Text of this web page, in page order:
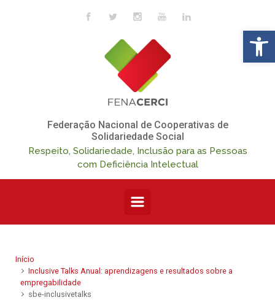
Skip to main content
Federação Nacional de Cooperativas de
Solidariedade Social
Respeito, Solidariedade, Inclusão para as Pessoas
com Deficiência Intelectual
Início
Inclusive Talks Anual: aprendizagens e resultados sobre a
empregabilidade
sbe-inclusivetalks